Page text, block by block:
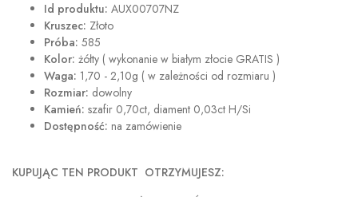
Id produktu: AUX00707NZ
Kruszec: Złoto
Próba: 585
Kolor: żółty ( wykonanie w białym złocie GRATIS )
Waga: 1,70 - 2,10g ( w zależności od rozmiaru )
Rozmiar: dowolny
Kamień: szafir 0,70ct, diament 0,03ct H/Si
Dostępność: na zamówienie
KUPUJĄC TEN PRODUKT OTRZYMUJESZ: